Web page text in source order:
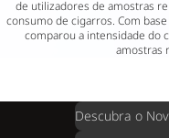
de utilizadores de amostras
consumo de cigarros. Com
comparou a intensidade do
amostras
Descubra o